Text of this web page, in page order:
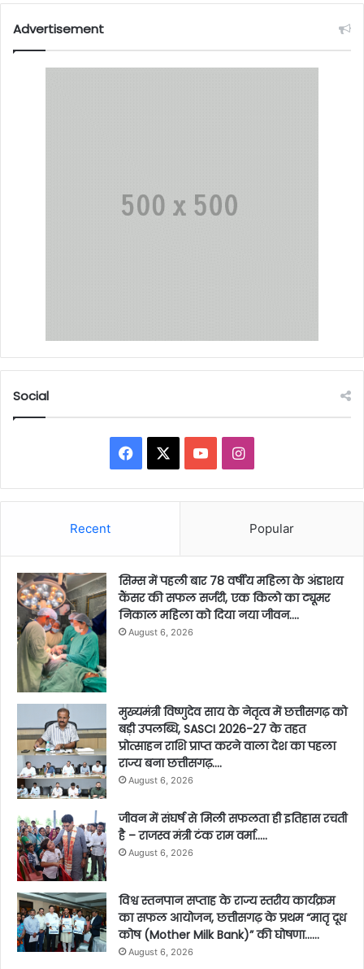
Advertisement
Social
Facebook YouTubeInstagram
Recent Popular
सिम्स में पहली बार 78 वर्षीय महिला के अंडाशय
कैंसर की सफल सर्जरी, एक किलो का ट्यूमर
निकाल महिला को दिया नया जीवन….
August 6, 2026
मुख्यमंत्री विष्णुदेव साय के नेतृत्व में छत्तीसगढ़ को
बड़ी उपलब्धि, SASCI 2026-27 के तहत
प्रोत्साहन राशि प्राप्त करने वाला देश का पहला
राज्य बना छत्तीसगढ़….
August 6, 2026
जीवन में संघर्ष से मिली सफलता ही इतिहास रचती
है – राजस्व मंत्री टंक राम वर्मा…..
August 6, 2026
विश्व स्तनपान सप्ताह के राज्य स्तरीय कार्यक्रम
का सफल आयोजन, छत्तीसगढ़ के प्रथम “मातृ दूध
कोष (Mother Milk Bank)” की घोषणा……
August 6, 2026